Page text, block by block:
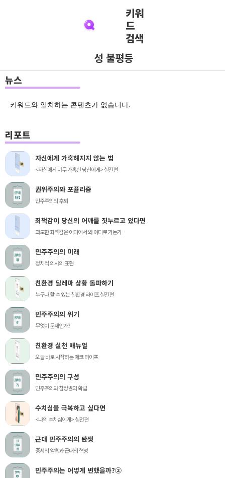
키워
드
검색
성 불평등
뉴스
키워드와 일치하는 콘텐츠가 없습니다.
리포트
자신에게 가혹해지지 않는 법
<자신에게 너무 가혹한 당신에게> 실전편
권위주의와 포퓰리즘
민주주의의 후퇴
죄책감이 당신의 어깨를 짓누르고 있다면
과도한 죄책감은 어디에서 와 어디로 가는가
민주주의의 미래
정치적 의사의 표현
친환경 딜레마 상황 돌파하기
누구나 할 수 있는 친환경 라이프 실전편
민주주의의 위기
무엇이 문제인가?
친환경 실천 매뉴얼
오늘 바로 시작하는 에코 라이프
민주주의의 구성
민주주의와 참정권의 확립
수치심을 극복하고 싶다면
<나의 수치심에게> 실전편
근대 민주주의의 탄생
중세의 암흑과 근대의 혁명
민주주의는 어떻게 변했을까?②